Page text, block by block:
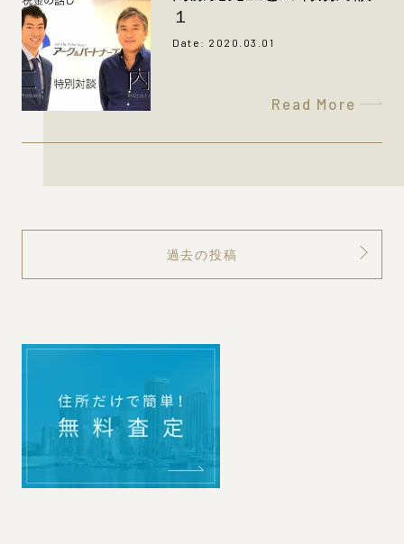
１
Date: 2020.03.01
Read More
過去の投稿